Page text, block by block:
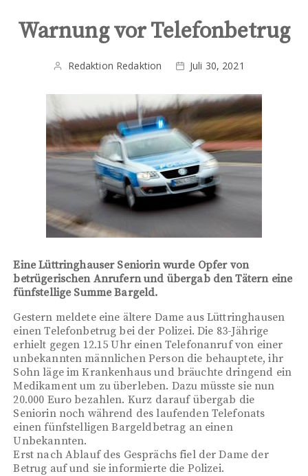
Warnung vor Telefonbetrug
Redaktion Redaktion Juli 30, 2021
Eine Lüttringhauser Seniorin wurde Opfer von
betrügerischen Anrufern und übergab den Tätern eine
fünfstellige Summe Bargeld.
Gestern meldete eine ältere Dame aus Lüttringhausen
einen Telefonbetrug bei der Polizei. Die 83-Jährige
erhielt gegen 12.15 Uhr einen Telefonanruf von einer
unbekannten männlichen Person die behauptete, ihr
Sohn läge im Krankenhaus und bräuchte dringend ein
Medikament um zu überleben. Dazu müsste sie nun
20.000 Euro bezahlen. Kurz darauf übergab die
Seniorin noch während des laufenden Telefonats
einen fünfstelligen Bargeldbetrag an einen
Unbekannten.
Erst nach Ablauf des Gesprächs fiel der Dame der
Betrug auf und sie informierte die Polizei.